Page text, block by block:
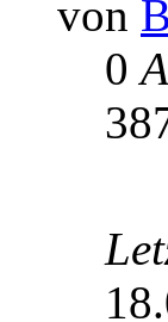
von
0